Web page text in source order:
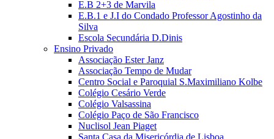
E.B 2+3 de Marvila
E.B.1 e J.I do Condado Professor Agostinho da
Silva
Escola Secundária D.Dinis
Ensino Privado
Associação Ester Janz
Associação Tempo de Mudar
Centro Social e Paroquial S.Maximiliano Kolbe
Colégio Cesário Verde
Colégio Valsassina
Colégio Paço de São Francisco
Nuclisol Jean Piaget
Santa Casa da Misericórdia de Lisboa